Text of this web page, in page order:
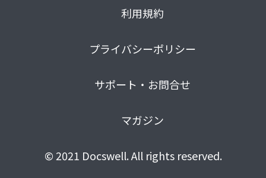
利用規約
プライバシーポリシー
サポート・お問合せ
マガジン
© 2021 Docswell. All rights reserved.